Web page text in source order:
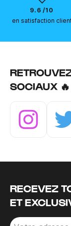
9.6 /10
en satisfaction
SOCIAUX 🔥
RECEVEZ
ET